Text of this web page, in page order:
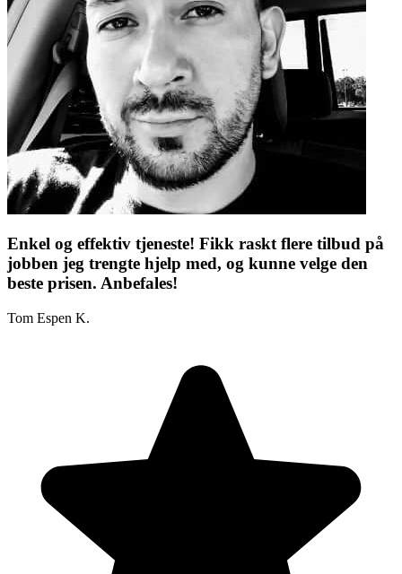
Enkel og effektiv tjeneste! Fikk raskt flere tilbud på
jobben jeg trengte hjelp med, og kunne velge den
beste prisen. Anbefales!
Tom Espen K.